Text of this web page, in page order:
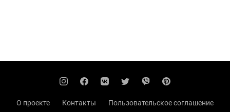
О проекте Контакты
Пользовательское соглашение